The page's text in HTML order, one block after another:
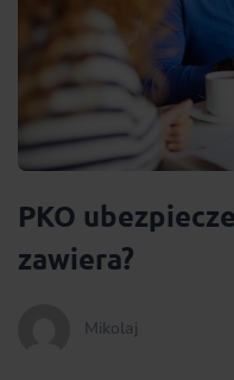
PKO
zawiera?
Mikolaj